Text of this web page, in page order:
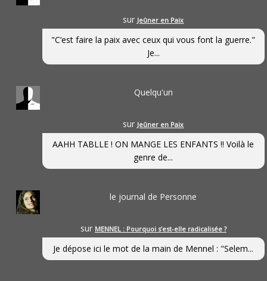
sur Jeûner en Paix
"C’est faire la paix avec ceux qui vous font la guerre."
Je...
Quelqu'un
sur Jeûner en Paix
AAHH TABLLE ! ON MANGE LES ENFANTS !! Voilà le
genre de...
le journal de Personne
sur MENNEL : Pourquoi s’est-elle radicalisée ?
Je dépose ici le mot de la main de Mennel : "Selem...